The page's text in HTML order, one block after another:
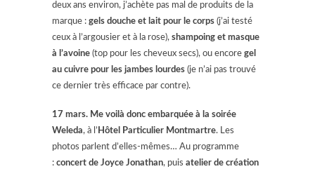
deux ans environ, j’achète pas mal de produits de la
marque : gels douche et lait pour le corps (j’ai testé
ceux à l’argousier et à la rose), shampoing et masque
à l’avoine (top pour les cheveux secs), ou encore gel
au cuivre pour les jambes lourdes (je n’ai pas trouvé
ce dernier très efficace par contre).
17 mars. Me voilà donc embarquée à la soirée
Weleda, à l’ Hôtel Particulier Montmartre. Les
photos parlent d’elles-mêmes… Au programme
: concert de Joyce Jonathan, puis atelier de création